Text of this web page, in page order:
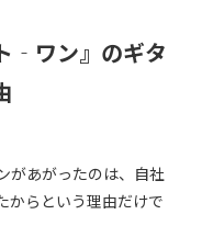
‐ワン』のギタ
があがったのは、自社
からという理由だけで